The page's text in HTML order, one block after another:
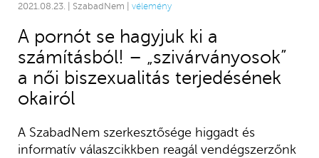
2021.08.23. | SzabadNem | vélemény
A pornót se hagyjuk ki a
számításból! – „szivárványosok”
a női biszexualitás terjedésének
okairól
A SzabadNem szerkesztősége higgadt és
informatív válaszcikkben reagál vendégszerzőnk